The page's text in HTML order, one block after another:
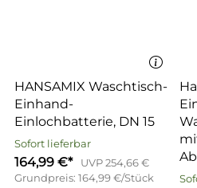
HANSAMIX Waschtisch-
Einhand-
Einlochbatterie, DN 15
Sofort lieferbar
164,99 €*
UVP 254,66 €
Grundpreis: 164,99 €/Stück